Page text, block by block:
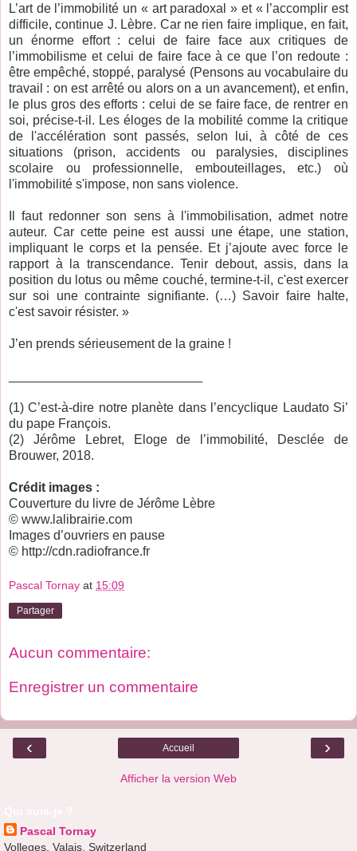
L’art de l’immobilité un « art paradoxal » et « l’accomplir est
difficile, continue J. Lèbre. Car ne rien faire implique, en fait,
un énorme effort : celui de faire face aux critiques de
l’immobilisme et celui de faire face à ce que l’on redoute :
être empêché, stoppé, paralysé (Pensons au vocabulaire du
travail : on est arrêté ou alors on a un avancement), et enfin,
le plus gros des efforts : celui de se faire face, de rentrer en
soi, précise-t-il. Les éloges de la mobilité comme la critique
de l'accélération sont passés, selon lui, à côté de ces
situations (prison, accidents ou paralysies, disciplines
scolaire ou professionnelle, embouteillages, etc.) où
l'immobilité s'impose, non sans violence.
Il faut redonner son sens à l'immobilisation, admet notre
auteur. Car cette peine est aussi une étape, une station,
impliquant le corps et la pensée. Et j’ajoute avec force le
rapport à la transcendance. Tenir debout, assis, dans la
position du lotus ou même couché, termine-t-il, c'est exercer
sur soi une contrainte signifiante. (…) Savoir faire halte,
c'est savoir résister. »
J’en prends sérieusement de la graine !
(1) C’est-à-dire notre planète dans l’encyclique Laudato Si’
du pape François.
(2) Jérôme Lebret, Eloge de l’immobilité, Desclée de
Brouwer, 2018.
Crédit images :
Couverture du livre de Jérôme Lèbre
© www.lalibrairie.com
Images d’ouvriers en pause
© http://cdn.radiofrance.fr
Pascal Tornay at 15:09
Partager
Aucun commentaire:
Enregistrer un commentaire
‹ ›
Accueil
Afficher la version Web
Pascal Tornay
Volleges, Valais, Switzerland